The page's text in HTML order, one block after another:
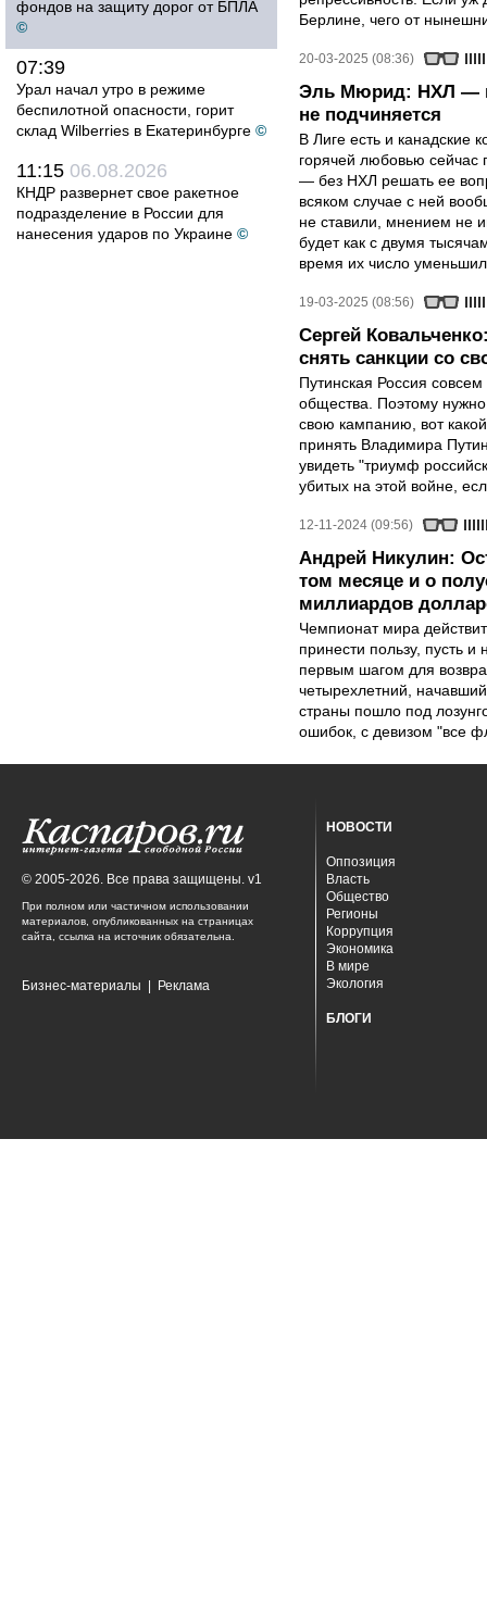
фондов на защиту дорог от БПЛА
©
07:39
Урал начал утро в режиме
беспилотной опасности, горит
склад Wilberries в Екатеринбурге ©
11:15 06.08.2026
КНДР развернет свое ракетное
подразделение в России для
нанесения ударов по Украине ©
Берлине, чего от
20-03-2025 (08:36)
Эль Мюрид: НХЛ —
не подчиняется
В Лиге есть и канадские
горячей любовью
— без НХЛ решать ее
всяком случае с ней
не ставили, мнением не
будет как с двумя
время их число
19-03-2025 (08:56)
Сергей
снять санкции со
Путинская Россия
общества. Поэтому
свою кампанию, вот
принять Владимира
увидеть "триумф
убитых на этой войне,
12-11-2024 (09:56)
Андрей Никулин:
том месяце и о
миллиардов
Чемпионат мира
принести пользу, пусть
первым шагом для
четырехлетний,
страны пошло под
ошибок, с девизом "все
© 2005-2026. Все права защищены. v1
При полном или частичном использовании
материалов, опубликованных на страницах
сайта, ссылка на источник обязательна.
Бизнес-материалы Реклама
НОВОСТИ
Оппозиция
Власть
Общество
Регионы
Коррупция
Экономика
В мире
Экология
БЛОГИ